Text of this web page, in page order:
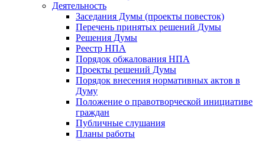
Деятельность
Заседания Думы (проекты повесток)
Перечень принятых решений Думы
Решения Думы
Реестр НПА
Порядок обжалования НПА
Проекты решений Думы
Порядок внесения нормативных актов в
Думу
Положение о правотворческой инициативе
граждан
Публичные слушания
Планы работы